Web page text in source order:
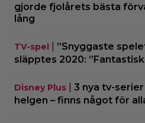
gjorde fjolårets bästa
lång
TV-spel
”Snyggaste
släpptes 2020:
Disney Plus
3 nya tv-
helgen – finns något för